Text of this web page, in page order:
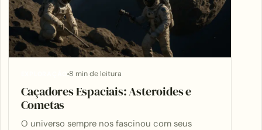
EXPLORAÇÃO 8 min de leitura
Caçadores Espaciais: Asteroides e
Cometas
O universo sempre nos fascinou com seus